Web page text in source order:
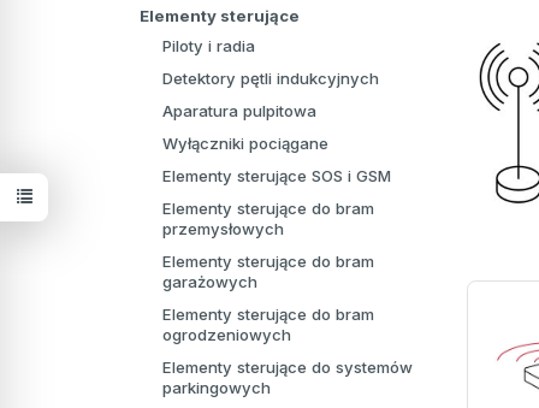
Elementy sterujące
Piloty i radia
Detektory pętli indukcyjnych
Aparatura pulpitowa
Wyłączniki pociągane
Elementy sterujące SOS i GSM
Elementy sterujące do bram
przemysłowych
Elementy sterujące do bram
garażowych
Elementy sterujące do bram
ogrodzeniowych
Elementy sterujące do systemów
parkingowych